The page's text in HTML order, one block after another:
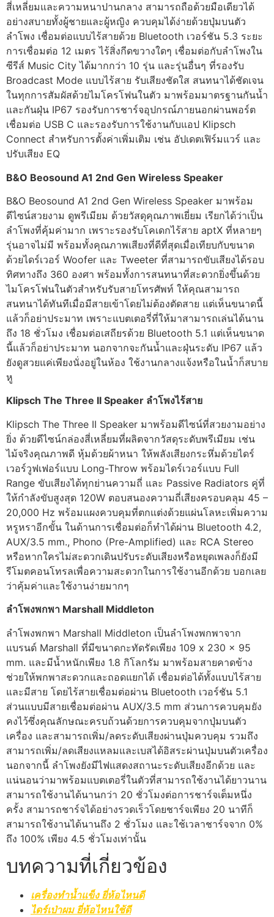
สี่เหลี่ยมและความหนาปานกลาง สามารถถือด้วยมือเดียวได้
อย่างสบายทั้งผู้ชายและผู้หญิง ควบคุมได้ง่ายด้วยปุ่มบนตัว
ลำโพง เชื่อมต่อแบบไร้สายด้วย Bluetooth เวอร์ชัน 5.3 ระยะ
การเชื่อมต่อ 12 เมตร ไร้สิ่งกีดขวางใดๆ เชื่อมต่อกับลำโพงใน
ซีรีส์ Music City ได้มากกว่า 10 รุ่น และรุ่นอื่นๆ ที่รองรับ
Broadcast Mode แบบไร้สาย รับเสียงชัดใส สนทนาได้ชัดเจน
ในทุกการสัมผัสด้วยไมโครโฟนในตัว มาพร้อมมาตรฐานกันน้ำ
และกันฝุ่น IP67 รองรับการชาร์จอุปกรณ์ภายนอกผ่านพอร์ต
เชื่อมต่อ USB C และรองรับการใช้งานกับแอป Klipsch
Connect สำหรับการตั้งค่าเพิ่มเติม เช่น อัปเดตเฟิร์มแวร์ และ
ปรับเสียง EQ
B&O Beosound A1 2nd Gen Wireless Speaker
B&O Beosound A1 2nd Gen Wireless Speaker มาพร้อม
ดีไซน์สวยงาม ดูพรีเมียม ด้วยวัสดุคุณภาพเยี่ยม เรียกได้ว่าเป็น
ลำโพงที่คุ้มค่ามาก เพราะรองรับโคเดกไร้สาย aptX ที่หลายๆ
รุ่นอาจไม่มี พร้อมทั้งคุณภาพเสียงที่ดีที่สุดเมื่อเทียบกับขนาด
ด้วยไดร์เวอร์ Woofer และ Tweeter ที่สามารถขับเสียงได้รอบ
ทิศทางถึง 360 องศา พร้อมทั้งการสนทนาที่สะดวกยิ่งขึ้นด้วย
ไมโครโฟนในตัวสำหรับรับสายโทรศัพท์ ให้คุณสามารถ
สนทนาได้ทันทีเมื่อมีสายเข้าโดยไม่ต้องตัดสาย แต่เห็นขนาดนี้
แล้วก็อย่าประมาท เพราะแบตเตอรี่ที่ให้มาสามารถเล่นได้นาน
ถึง 18 ชั่วโมง เชื่อมต่อเสถียรด้วย Bluetooth 5.1 แต่เห็นขนาด
นี้แล้วก็อย่าประมาท นอกจากจะกันน้ำและฝุ่นระดับ IP67 แล้ว
ยังดูสวยแค่เพียงนั่งอยู่ในห้อง ใช้งานกลางแจ้งหรือในน้ำก็สบาย
หู
Klipsch The Three II Speaker ลำโพงไร้สาย
Klipsch The Three II Speaker มาพร้อมดีไซน์ที่สวยงามอย่าง
ยิ่ง ด้วยดีไซน์กล่องสี่เหลี่ยมที่ผลิตจากวัสดุระดับพรีเมียม เช่น
ไม้จริงคุณภาพดี หุ้มด้วยผ้าหนา ให้พลังเสียงกระหึ่มด้วยไดร์
เวอร์วูฟเฟอร์แบบ Long-Throw พร้อมไดร์เวอร์แบบ Full
Range ขับเสียงได้ทุกย่านความถี่ และ Passive Radiators คู่ที่
ให้กำลังขับสูงสุด 120W ตอบสนองความถี่เสียงครอบคลุม 45 –
20,000 Hz พร้อมแผงควบคุมที่ตกแต่งด้วยแผ่นโลหะเพิ่มความ
หรูหราอีกขั้น ในด้านการเชื่อมต่อก็ทำได้ผ่าน Bluetooth 4.2,
AUX/3.5 mm., Phono (Pre-Amplified) และ RCA Stereo
หรือหากใครไม่สะดวกเดินปรับระดับเสียงหรือหยุดเพลงก็ยังมี
รีโมตคอนโทรลเพื่อความสะดวกในการใช้งานอีกด้วย บอกเลย
ว่าคุ้มค่าและใช้งานง่ายมากๆ
ลำโพงพกพา Marshall Middleton
ลำโพงพกพา Marshall Middleton เป็นลำโพงพกพาจาก
แบรนด์ Marshall ที่มีขนาดกะทัดรัดเพียง 109 x 230 x 95
mm. และมีน้ำหนักเพียง 1.8 กิโลกรัม มาพร้อมสายคาดข้าง
ช่วยให้พกพาสะดวกและถอดแยกได้ เชื่อมต่อได้ทั้งแบบไร้สาย
และมีสาย โดยไร้สายเชื่อมต่อผ่าน Bluetooth เวอร์ชัน 5.1
ส่วนแบบมีสายเชื่อมต่อผ่าน AUX/3.5 mm ส่วนการควบคุมยัง
คงไว้ซึ่งคุณลักษณะครบถ้วนด้วยการควบคุมจากปุ่มบนตัว
เครื่อง และสามารถเพิ่ม/ลดระดับเสียงผ่านปุ่มควบคุม รวมถึง
สามารถเพิ่ม/ลดเสียงแหลมและเบสได้อิสระผ่านปุ่มบนตัวเครื่อง
นอกจากนี้ ลำโพงยังมีไฟแสดงสถานะระดับเสียงอีกด้วย และ
แน่นอนว่ามาพร้อมแบตเตอรี่ในตัวที่สามารถใช้งานได้ยาวนาน
สามารถใช้งานได้นานกว่า 20 ชั่วโมงต่อการชาร์จเต็มหนึ่ง
ครั้ง สามารถชาร์จได้อย่างรวดเร็วโดยชาร์จเพียง 20 นาทีก็
สามารถใช้งานได้นานถึง 2 ชั่วโมง และใช้เวลาชาร์จจาก 0%
ถึง 100% เพียง 4.5 ชั่วโมงเท่านั้น
บทความที่เกี่ยวข้อง
เครื่องทำน้ำแข็ง ยี่ห้อไหนดี
ไดร์เป่าผม ยี่ห้อไหนใช้ดี